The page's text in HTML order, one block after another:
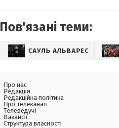
Пов'язані теми:
САУЛЬ АЛЬВАРЕС
Про нас
Редакція
Редакційна політика
Про телеканал
Телеведучі
Вакансії
Структура власності